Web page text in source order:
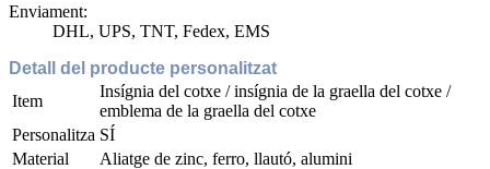
Enviament:
DHL, UPS, TNT, Fedex, EMS
Detall del producte personalitzat
Item
Insígnia del cotxe / insígnia de la graella del cotxe /
emblema de la graella del cotxe
Personalitza SÍ
Material
Aliatge de zinc, ferro, llautó, alumini